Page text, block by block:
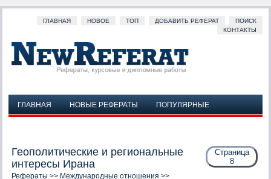
ГЛАВНАЯ НОВОЕ ТОП ДОБАВИТЬ РЕФЕРАТ
ПОИСК
КОНТАКТЫ
ГЛАВНАЯ НОВЫЕ РЕФЕРАТЫ
ПОПУЛЯРНЫЕ
Страница
8
Геополитические и региональные
интересы Ирана
Рефераты >> Международные отношения >>